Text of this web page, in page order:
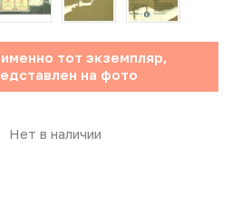
тот экземпляр,
на фото
Нет в наличии